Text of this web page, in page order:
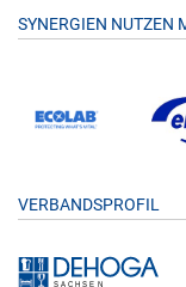
SYNERGIEN NUTZEN
VERBANDSPROFIL